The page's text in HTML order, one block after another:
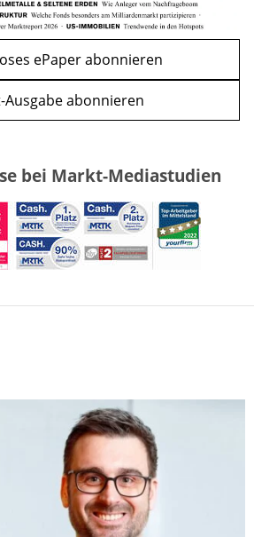
ePaper abonnieren
Ausgabe abonnieren
bei Markt-Mediastudien